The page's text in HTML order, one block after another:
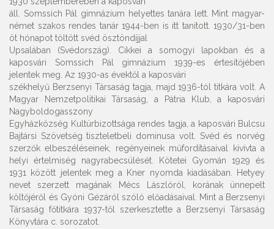
áll. Somssich Pál gimnázium helyettes tanára lett. Mint magyar-
német szakos rendes tanár 1944-ben is itt tanított. 1930/31-ben
öt hónapot töltött svéd ösztöndíjjal
Upsalában (Svédország). Cikkei a somogyi lapokban és a
kaposvári Somssich Pál gimnázium 1939-es értesítőjében
jelentek meg. Az 1930-as évektől a kaposvári
székhelyű Berzsenyi Társaság tagja, majd 1936-tól titkára volt. A
Magyar Nemzetpolitikai Társaság, a Pátria Klub, a kaposvári
Nagyboldogasszony
Egyházközség Kultúrbizottsága rendes tagja, a kaposvári Bulcsu
Bajtársi Szövetség tiszteletbeli dominusa volt. Svéd és norvég
szerzők elbeszéléseinek, regényeinek műfordításaival kivívta a
helyi értelmiség nagyrabecsülését. Kötetei Gyomán 1929 és
1931 között jelentek meg a Kner nyomda kiadásában. Hetyey
nevet szerzett magának Mécs Lászlóról, korának ünnepelt
költőjéről és Gyóni Gézáról szóló előadásaival. Mint a Berzsenyi
Társaság főtitkára 1937-től szerkesztette a Berzsenyi Társaság
Könyvtára c. sorozatot.